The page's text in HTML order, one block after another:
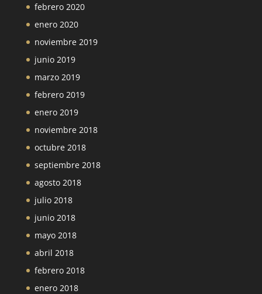
febrero 2020
enero 2020
noviembre 2019
junio 2019
marzo 2019
febrero 2019
enero 2019
noviembre 2018
octubre 2018
septiembre 2018
agosto 2018
julio 2018
junio 2018
mayo 2018
abril 2018
febrero 2018
enero 2018